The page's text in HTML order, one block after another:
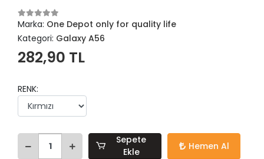
Marka: One Depot only for quality life
Kategori: Galaxy A56
282,90 TL
RENK:
Sepete
Ekle
Hemen Al